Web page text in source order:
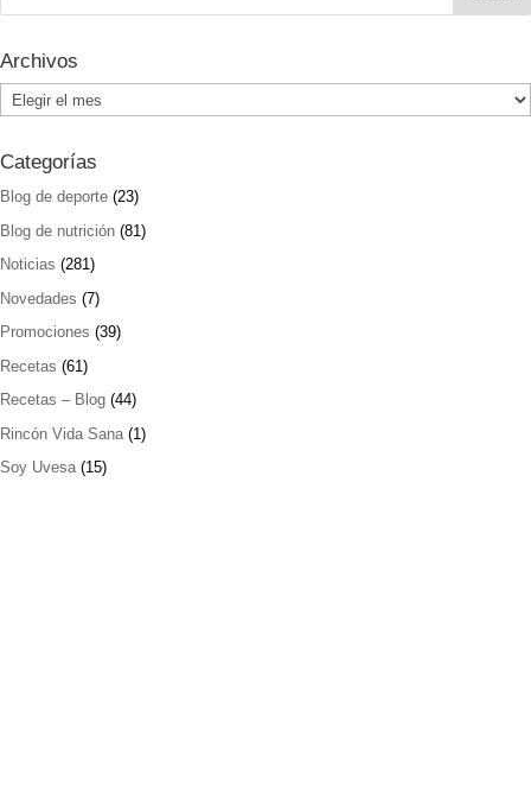
Archivos
Archivos
Categorías
Blog de deporte (23)
Blog de nutrición (81)
Noticias (281)
Novedades (7)
Promociones (39)
Recetas (61)
Recetas – Blog (44)
Rincón Vida Sana (1)
Soy Uvesa(15)